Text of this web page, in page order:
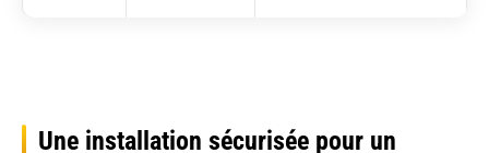
Une installation sécurisée pour un